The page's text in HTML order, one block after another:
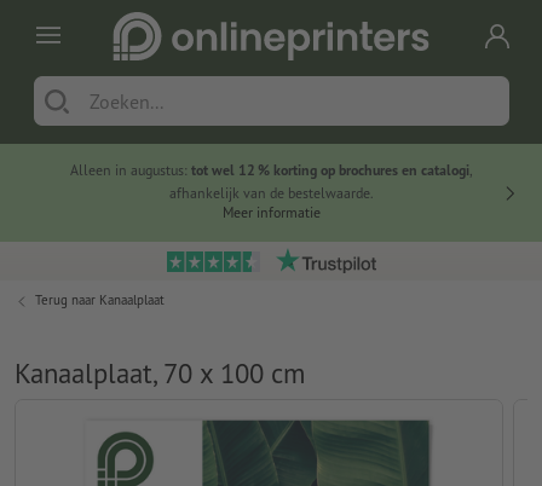
Alleen in augustus: tot wel 12 % korting op brochures en catalogi,
afhankelijk van de bestelwaarde.
Meer informatie
Terug naar Kanaalplaat
Kanaalplaat, 70 x 100 cm